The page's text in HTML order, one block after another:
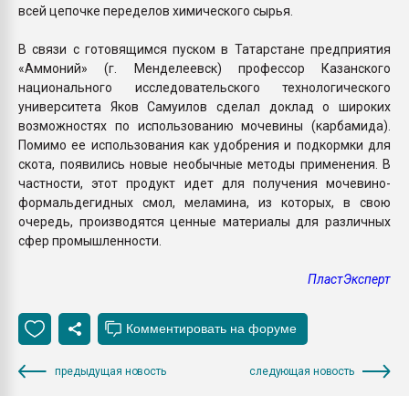
всей цепочке переделов химического сырья.
В связи с готовящимся пуском в Татарстане предприятия
«Аммоний» (г. Менделеевск) профессор Казанского
национального исследовательского технологического
университета Яков Самуилов сделал доклад о широких
возможностях по использованию мочевины (карбамида).
Помимо ее использования как удобрения и подкормки для
скота, появились новые необычные методы применения. В
частности, этот продукт идет для получения мочевино-
формальдегидных смол, меламина, из которых, в свою
очередь, производятся ценные материалы для различных
сфер промышленности.
ПластЭксперт
предыдущая новость следующая новость